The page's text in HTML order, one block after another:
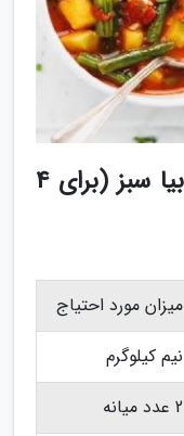
مواد لازم برای تهیه سوپ لوبیا سبز (برای 4
میزان مورد احتیاج
نیم کیلوگرم
2 عدد میانه